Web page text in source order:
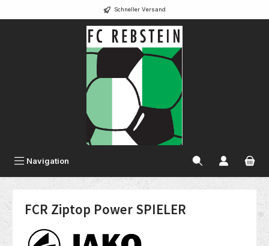
Schneller Versand
Navigation
FCR Ziptop Power SPIELER